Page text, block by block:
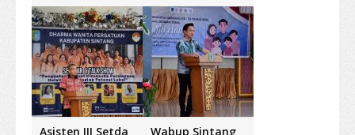
Asisten III Setda
Wabup Sintang